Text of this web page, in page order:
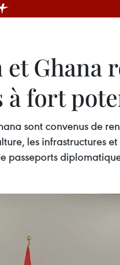
Ghana
à fort
sont convenus de
les infrastructures
passeports